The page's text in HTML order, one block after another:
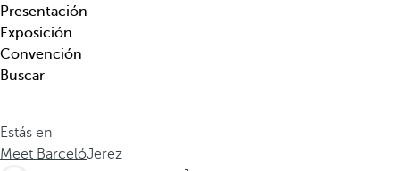
t
i
c
a
.
h
a
c
i
b
a
Presentación
Exposición
Convención
Buscar
Estás en
Meet BarcelóJerez